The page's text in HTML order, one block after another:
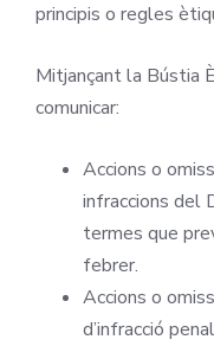
principis o regles
Mitjançant la Bústia
comunicar:
Accions o
infraccions del
termes que
febrer.
Accions o
d’infracció